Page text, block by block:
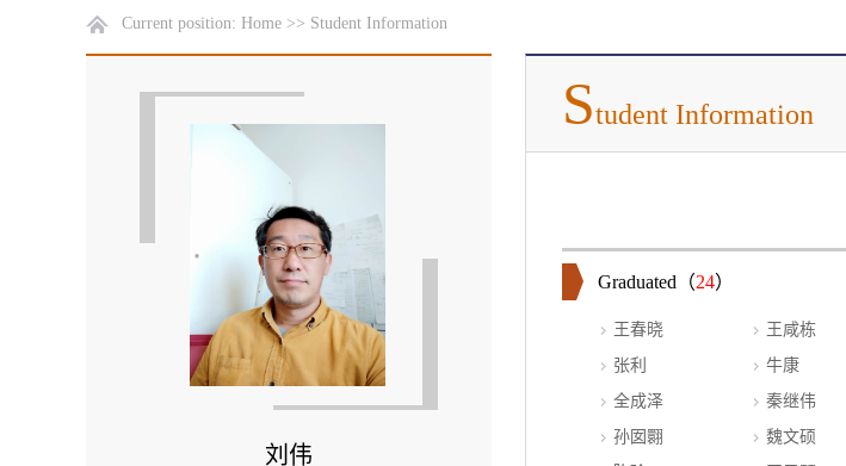
Current position: Home >> Student Information
刘伟
Student Information
Graduated（24）
王春晓 王咸栋
张利
牛康
全成泽
秦继伟
孙囡翾
魏文硕